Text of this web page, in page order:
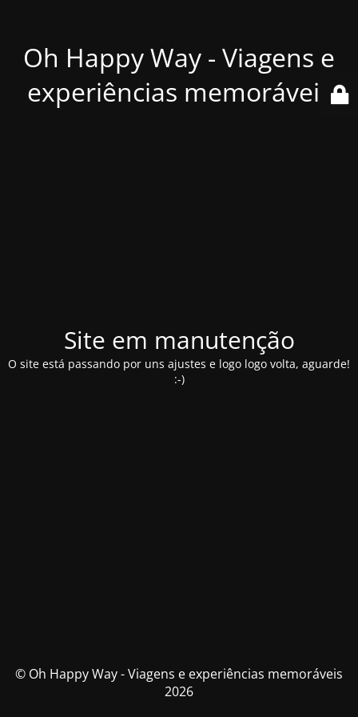
Oh Happy Way - Viagens e
experiências memoráveis
Site em manutenção
O site está passando por uns ajustes e logo logo volta, aguarde!
:-)
© Oh Happy Way - Viagens e experiências memoráveis
2026